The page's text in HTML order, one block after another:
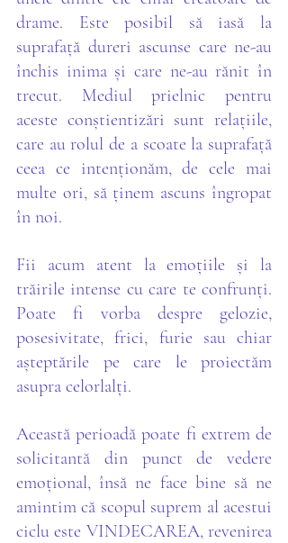
drame. Este posibil să iasă la
suprafață dureri ascunse care ne-au
închis inima și care ne-au rănit în
trecut. Mediul prielnic pentru
aceste conștientizări sunt relațiile,
care au rolul de a scoate la suprafață
ceea ce intenționăm, de cele mai
multe ori, să ținem ascuns îngropat
în noi.
Fii acum atent la emoțiile și la
trăirile intense cu care te confrunți.
Poate fi vorba despre gelozie,
posesivitate, frici, furie sau chiar
așteptările pe care le proiectăm
asupra celorlalți.
Această perioadă poate fi extrem de
solicitantă din punct de vedere
emoțional, însă ne face bine să ne
amintim că scopul suprem al acestui
ciclu este VINDECAREA, revenirea